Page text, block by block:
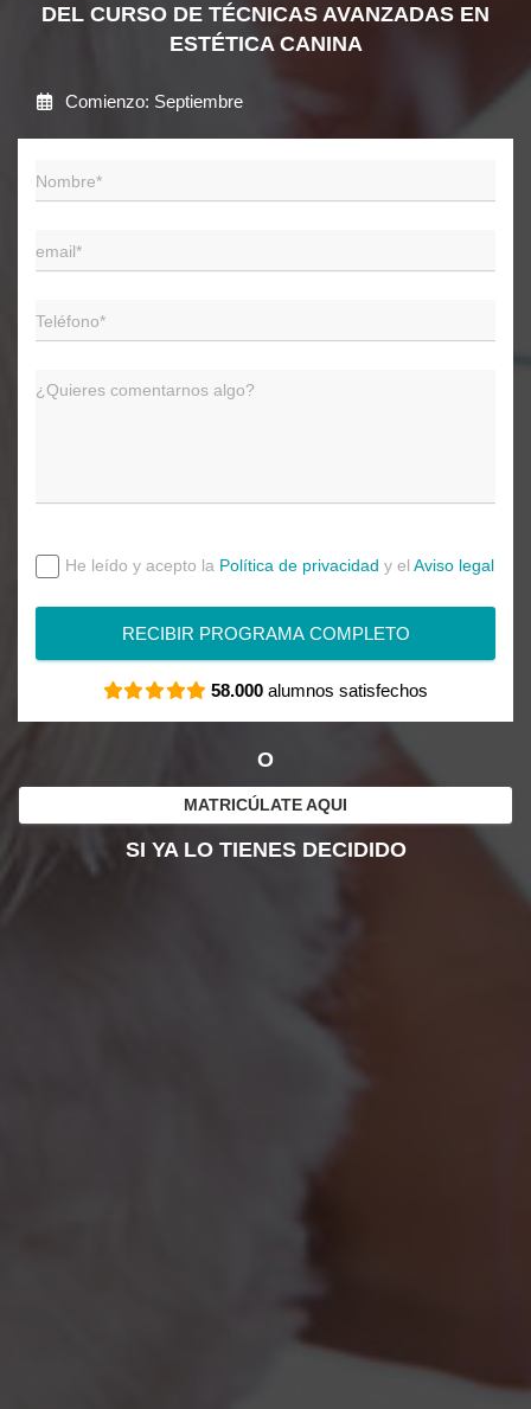
DEL CURSO DE TÉCNICAS AVANZADAS EN
ESTÉTICA CANINA
Comienzo: Septiembre
He leído y acepto la Política de privacidad y el Aviso legal
RECIBIR PROGRAMA COMPLETO
58.000 alumnos satisfechos
O
MATRICÚLATE AQUI
SI YA LO TIENES DECIDIDO